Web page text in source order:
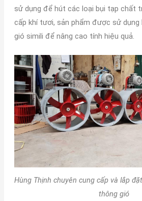
sử dụng để hút các loại bụi tạp chất
cấp khí tươi, sản phẩm được sử dụng
gió simili để nâng cao tính hiệu quả.
Hùng Thịnh chuyên cung cấp và lắp
thông gió